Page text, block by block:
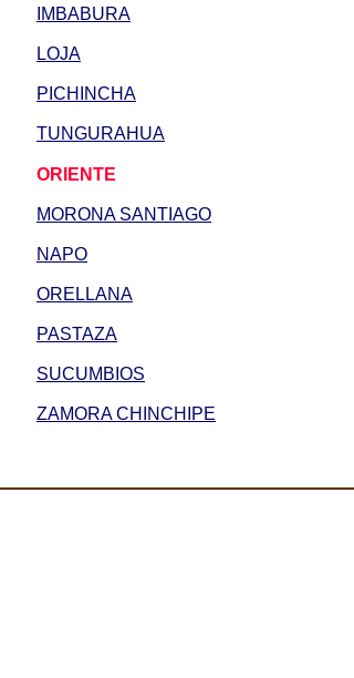
IMBABURA
LOJA
PICHINCHA
TUNGURAHUA
ORIENTE
MORONA SANTIAGO
NAPO
ORELLANA
PASTAZA
SUCUMBIOS
ZAMORA CHINCHIPE